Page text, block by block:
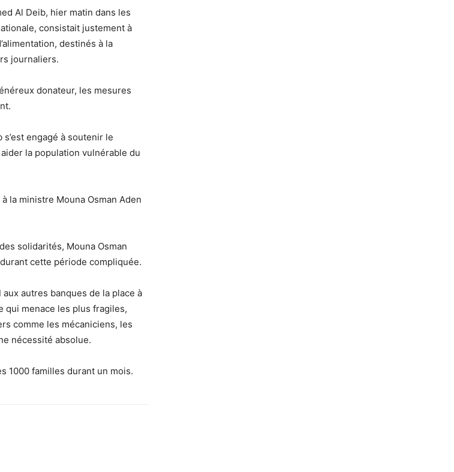
Al Deib, hier matin dans les
consistait justement à
destinés à la
journaliers.
donateur, les mesures
engagé à soutenir le
la population vulnérable du
la ministre Mouna Osman Aden
solidarités, Mouna Osman
cette période compliquée.
autres banques de la place à
qui menace les plus fragiles,
comme les mécaniciens, les
nécessité absolue.
1000 familles durant un mois.